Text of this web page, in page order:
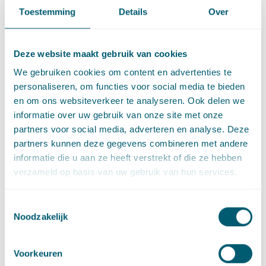
Toestemming Details Over
Deze website maakt gebruik van cookies
We gebruiken cookies om content en advertenties te
personaliseren, om functies voor social media te bieden
en om ons websiteverkeer te analyseren. Ook delen we
informatie over uw gebruik van onze site met onze
partners voor social media, adverteren en analyse. Deze
partners kunnen deze gegevens combineren met andere
informatie die u aan ze heeft verstrekt of die ze hebben
verzameld op basis van uw gebruik van hun services.
Noodzakelijk
Voorkeuren
De voorzieningenrechter acht het toepassen van een knip niet
overtreding is daarmee niet aan te wijzen. Dat de overtreding
verhoogd, is bovendien aan de overtreder zelf toe te rekenen.
Daaraan kan worden toegevoegd dat de wetgever niet heeft
voorzien in overgangsrecht. De wetgever heeft dus gewild dat
overtredingen ná 1 augustus 2014 zwaarder gesanctioneerd
zouden worden.
Eerdere jurisprudentie CRvB
CRvB dat het UWV niet een zwaarder sanctiestelsel zoals dat
mogen toepassen op handelen of nalaten verricht vóór 1
januari 2013. Voor dit laatste handelen mocht het UWV slechts